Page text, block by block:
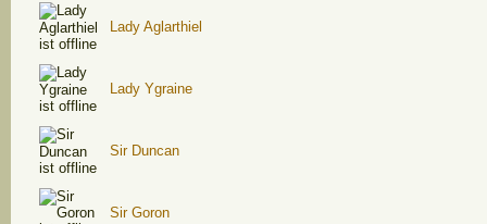
Lady Aglarthiel
Lady Ygraine
Sir Duncan
Sir Goron